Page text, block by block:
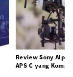
Review Sony
APS-C yang